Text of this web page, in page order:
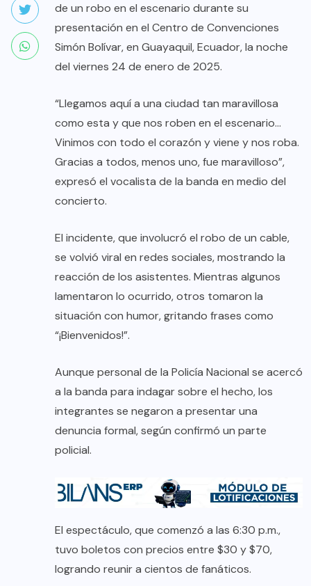
de un robo en el escenario durante su
presentación en el Centro de Convenciones
Simón Bolívar, en Guayaquil, Ecuador, la noche
del viernes 24 de enero de 2025.
“Llegamos aquí a una ciudad tan maravillosa
como esta y que nos roben en el escenario…
Vinimos con todo el corazón y viene y nos roba.
Gracias a todos, menos uno, fue maravilloso”,
expresó el vocalista de la banda en medio del
concierto.
El incidente, que involucró el robo de un cable,
se volvió viral en redes sociales, mostrando la
reacción de los asistentes. Mientras algunos
lamentaron lo ocurrido, otros tomaron la
situación con humor, gritando frases como
“¡Bienvenidos!”.
Aunque personal de la Policía Nacional se acercó
a la banda para indagar sobre el hecho, los
integrantes se negaron a presentar una
denuncia formal, según confirmó un parte
policial.
El espectáculo, que comenzó a las 6:30 p.m.,
tuvo boletos con precios entre $30 y $70,
logrando reunir a cientos de fanáticos.